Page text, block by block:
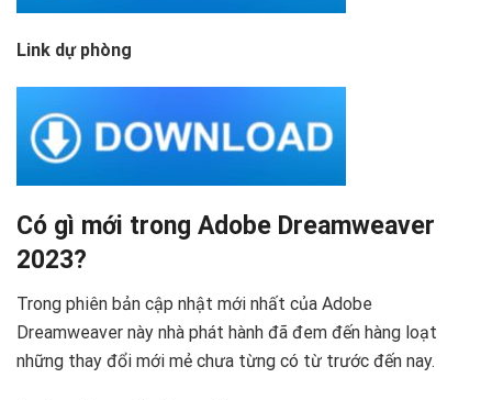
Link dự phòng
Có gì mới trong Adobe Dreamweaver
2023?
Trong phiên bản cập nhật mới nhất của Adobe
Dreamweaver này nhà phát hành đã đem đến hàng loạt
những thay đổi mới mẻ chưa từng có từ trước đến nay.